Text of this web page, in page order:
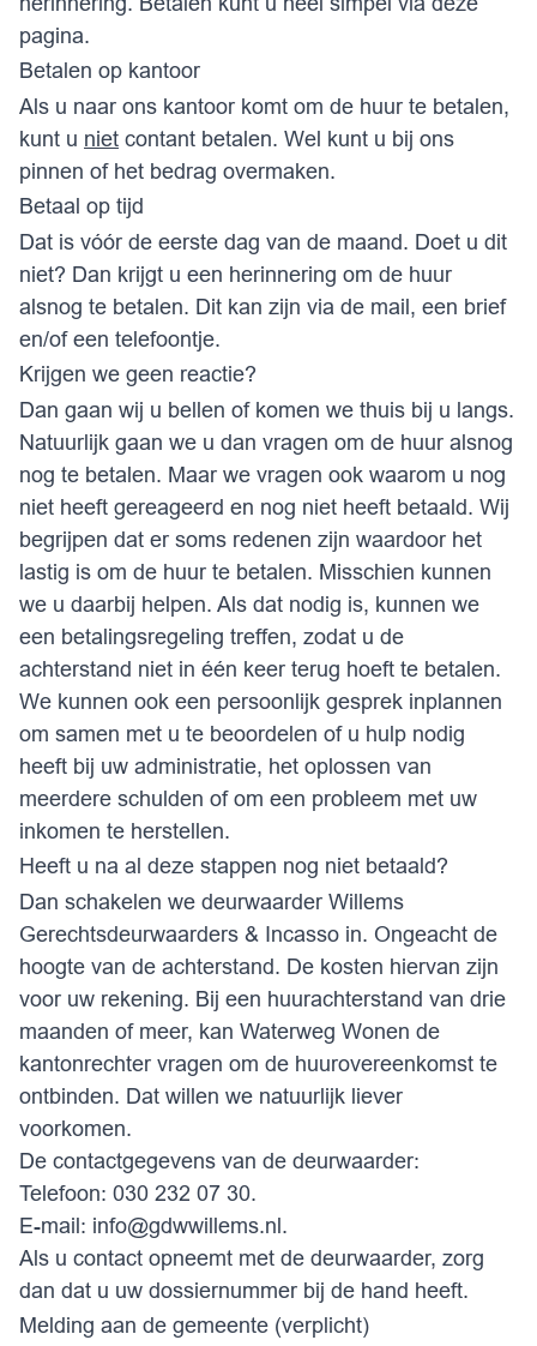
pagina.
Betalen op kantoor
Als u naar ons kantoor komt om de huur te betalen,
kunt u niet contant betalen. Wel kunt u bij ons
pinnen of het bedrag overmaken.
Betaal op tijd
Dat is vóór de eerste dag van de maand. Doet u dit
niet? Dan krijgt u een herinnering om de huur
alsnog te betalen. Dit kan zijn via de mail, een brief
en/of een telefoontje.
Krijgen we geen reactie?
Dan gaan wij u bellen of komen we thuis bij u langs.
Natuurlijk gaan we u dan vragen om de huur alsnog
nog te betalen. Maar we vragen ook waarom u nog
niet heeft gereageerd en nog niet heeft betaald. Wij
begrijpen dat er soms redenen zijn waardoor het
lastig is om de huur te betalen. Misschien kunnen
we u daarbij helpen. Als dat nodig is, kunnen we
een betalingsregeling treffen, zodat u de
achterstand niet in één keer terug hoeft te betalen.
We kunnen ook een persoonlijk gesprek inplannen
om samen met u te beoordelen of u hulp nodig
heeft bij uw administratie, het oplossen van
meerdere schulden of om een probleem met uw
inkomen te herstellen.
Heeft u na al deze stappen nog niet betaald?
Dan schakelen we deurwaarder Willems
Gerechtsdeurwaarders & Incasso in. Ongeacht de
hoogte van de achterstand. De kosten hiervan zijn
voor uw rekening. Bij een huurachterstand van drie
maanden of meer, kan Waterweg Wonen de
kantonrechter vragen om de huurovereenkomst te
ontbinden. Dat willen we natuurlijk liever
voorkomen.
De contactgegevens van de deurwaarder:
Telefoon: 030 232 07 30.
E-mail: info@gdwwillems.nl.
Als u contact opneemt met de deurwaarder, zorg
dan dat u uw dossiernummer bij de hand heeft.
Melding aan de gemeente (verplicht)